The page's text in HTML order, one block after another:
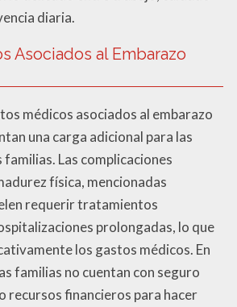
diaria.
Asociados al Embarazo
médicos asociados al embarazo
una carga adicional para las
familias. Las complicaciones
física, mencionadas
requerir tratamientos
prolongadas, lo que
los gastos médicos. En
familias no cuentan con seguro
recursos financieros para hacer